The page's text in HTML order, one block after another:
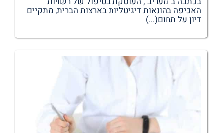
האכיפה בהונאות דיגיטליות בארצות הברית, מתקיים
דיון על תחום(...)